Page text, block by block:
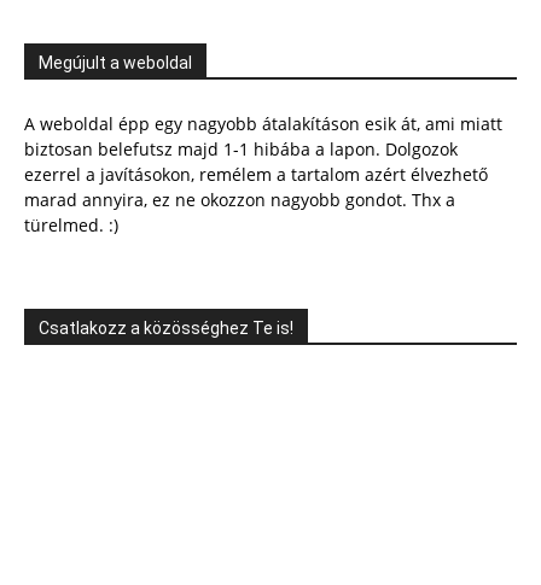
Megújult a weboldal
A weboldal épp egy nagyobb átalakításon esik át, ami miatt
biztosan belefutsz majd 1-1 hibába a lapon. Dolgozok
ezerrel a javításokon, remélem a tartalom azért élvezhető
marad annyira, ez ne okozzon nagyobb gondot. Thx a
türelmed. :)
Csatlakozz a közösséghez Te is!